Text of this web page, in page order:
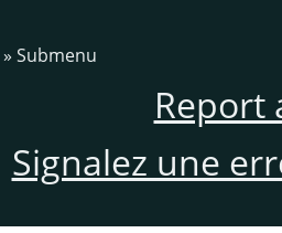
» Submenu
Report
Signalez une